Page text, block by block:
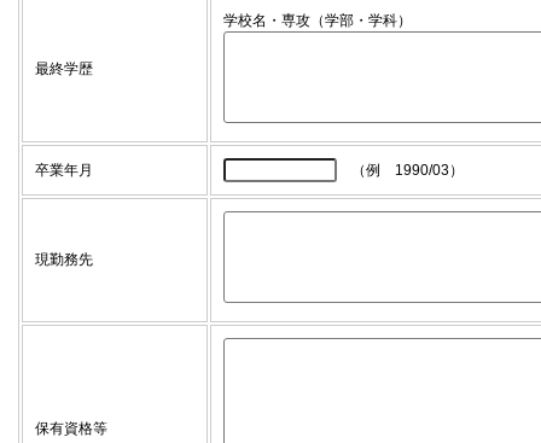
最終学歴
学校名・専攻（学部・学科）
卒業年月 （例 1990/03）
現勤務先
保有資格等